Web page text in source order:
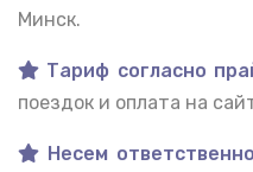
Минск.
Тариф согласно
поездок и оплата на
Несем